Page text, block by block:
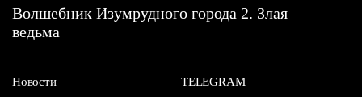
Волшебник Изумрудного города 2. Злая
ведьма
Новости
TELEGRAM